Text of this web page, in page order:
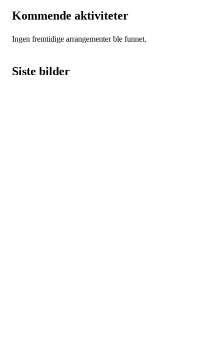
Kommende aktiviteter
Ingen fremtidige arrangementer ble funnet.
Siste bilder